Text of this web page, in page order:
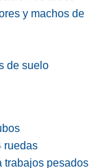
y machos de
de suelo
ruedas
trabajos pesados